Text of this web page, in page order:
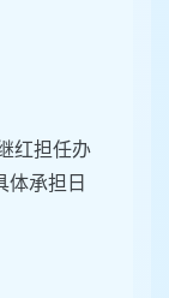
红担任办
体承担日